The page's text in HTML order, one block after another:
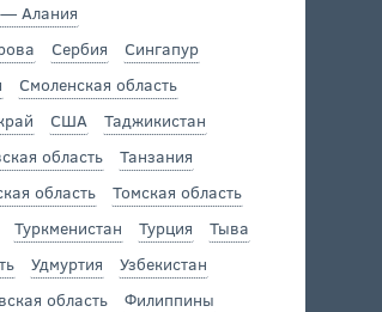
— Алания
Сербия
Сингапур
Смоленская область
США
Таджикистан
область
Танзания
область
Томская область
Туркменистан Турция
Тыва
Удмуртия
Узбекистан
область
Филиппины